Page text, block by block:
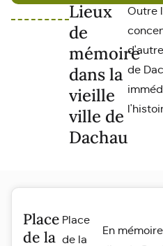
Lieux
de
mémoire
dans la
vieille
ville de
Dachau
Outre
de
Place
de la
Place
de la
En